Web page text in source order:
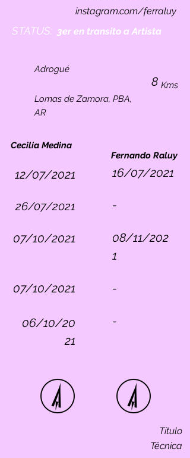
Adrogué
Lomas de Zamora, PBA,
AR
Kms
8
STATUS: 3er en transito a Artista
instagram.com/ferraluy
Fernando Raluy
Cecilia Medina
12/07/2021 16/07/2021
26/07/2021 -
07/10/2021
08/11/202
1
07/10/2021 -
06/10/20
21
-
Título
Têcnica